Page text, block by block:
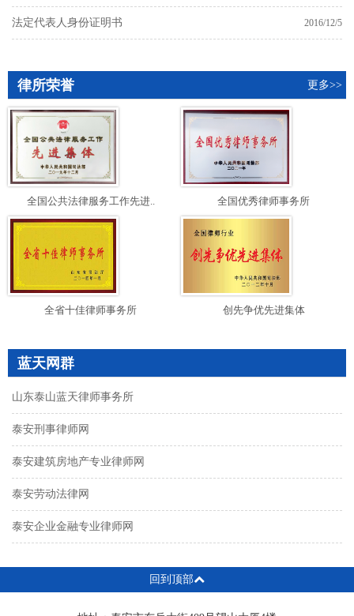
法定代表人身份证明书 2016/12/5
律所荣誉 更多>>
全国公共法律服务工作先进.. 全国优秀律师事务所
全省十佳律师事务所 创先争优先进集体
蓝天网群
山东泰山蓝天律师事务所
泰安刑事律师网
泰安建筑房地产专业律师网
泰安劳动法律网
泰安企业金融专业律师网
回到顶部